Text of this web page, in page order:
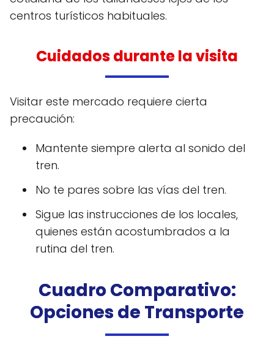
centros turísticos habituales.
Cuidados durante la visita
Visitar este mercado requiere cierta
precaución:
Mantente siempre alerta al sonido del
tren.
No te pares sobre las vías del tren.
Sigue las instrucciones de los locales,
quienes están acostumbrados a la
rutina del tren.
Cuadro Comparativo:
Opciones de Transporte